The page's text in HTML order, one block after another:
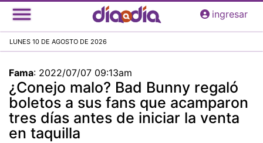
Pasar
al
principal
ingresar
LUNES 10 DE AGOSTO DE 2026
Fama: 2022/07/07 09:13am
¿Conejo malo? Bad Bunny regaló
boletos a sus fans que acamparon
tres días antes de iniciar la venta
en taquilla